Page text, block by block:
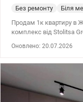
Без ремонту Біля
Продам 1к квартиру в
комплекс від Stolitsa
відповідністю
Виговського.
резервне живлення на
безперебійне
в підвалі
Оновлено: 20.07.2026